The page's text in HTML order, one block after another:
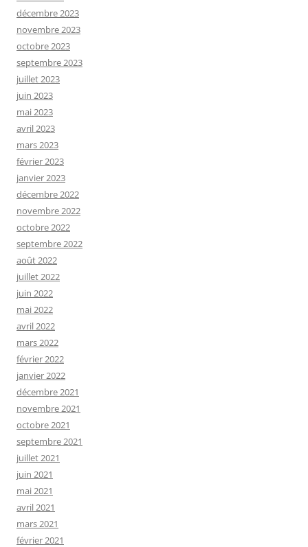
décembre 2023
novembre 2023
octobre 2023
septembre 2023
juillet 2023
juin 2023
mai 2023
avril 2023
mars 2023
février 2023
janvier 2023
décembre 2022
novembre 2022
octobre 2022
septembre 2022
août 2022
juillet 2022
juin 2022
mai 2022
avril 2022
mars 2022
février 2022
janvier 2022
décembre 2021
novembre 2021
octobre 2021
septembre 2021
juillet 2021
juin 2021
mai 2021
avril 2021
mars 2021
février 2021